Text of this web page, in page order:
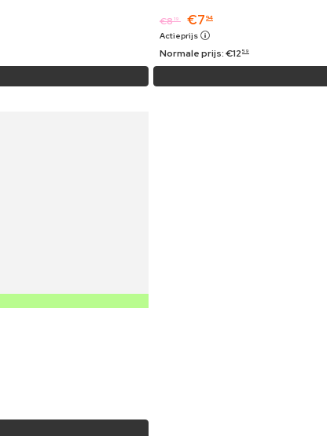
€819 €7 94
Actieprijs
Normale prijs:€12 59